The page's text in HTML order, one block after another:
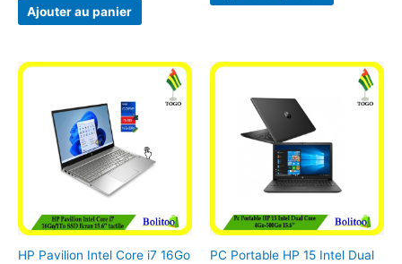
Ajouter au panier
HP Pavilion Intel Core i7 16Go
PC Portable HP 15 Intel Dual